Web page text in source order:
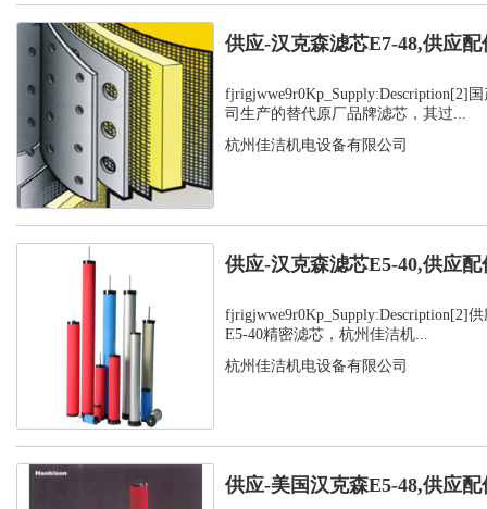
供应-汉克森滤芯E7-48,供应配
fjrigjwwe9r0Kp_Supply:Description[2]
司生产的替代原厂品牌滤芯，其过...
杭州佳洁机电设备有限公司
供应-汉克森滤芯E5-40,供应配
fjrigjwwe9r0Kp_Supply:Description[2]
E5-40精密滤芯，杭州佳洁机...
杭州佳洁机电设备有限公司
供应-美国汉克森E5-48,供应配